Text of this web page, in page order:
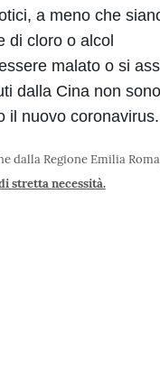
a meno che
di cloro o alcol
malato o si
dalla Cina non
il nuovo coronavirus.
dalla Regione Emilia
stretta necessità.